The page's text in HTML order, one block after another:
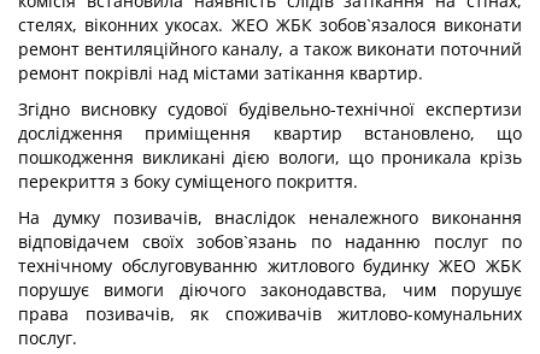
стелях, віконних укосах. ЖЕО ЖБК зобов`язалося виконати
ремонт вентиляційного каналу, а також виконати поточний
ремонт покрівлі над містами затікання квартир.
Згідно висновку судової будівельно-технічної експертизи
дослідження приміщення квартир встановлено, що
пошкодження викликані дією вологи, що проникала крізь
перекриття з боку суміщеного покриття.
На думку позивачів, внаслідок неналежного виконання
відповідачем своїх зобов`язань по наданню послуг по
технічному обслуговуванню житлового будинку ЖЕО ЖБК
порушує вимоги діючого законодавства, чим порушує
права позивачів, як споживачів житлово-комунальних
послуг.